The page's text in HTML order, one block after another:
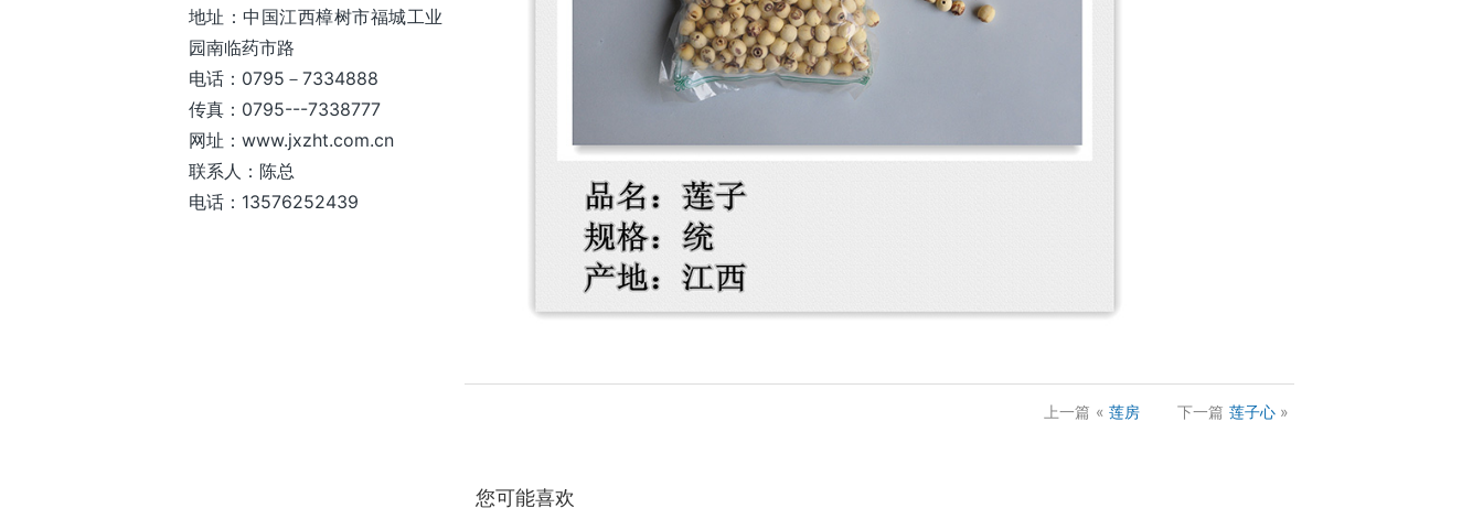
地址：中国江西樟树市福城工业
园南临药市路
电话：0795－7334888
传真：0795---7338777
网址：www.jxzht.com.cn
联系人：陈总
电话：13576252439
上一篇 « 莲房 下一篇 莲子心 »
您可能喜欢